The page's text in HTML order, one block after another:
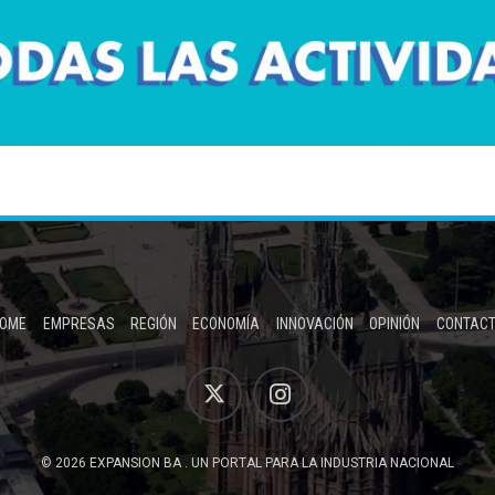
EMPRESAS REGIÓN ECONOMÍA INNOVACIÓN OPINIÓN
© 2026 EXPANSION BA . UN PORTAL PARA LA INDUSTRIA NACIONAL